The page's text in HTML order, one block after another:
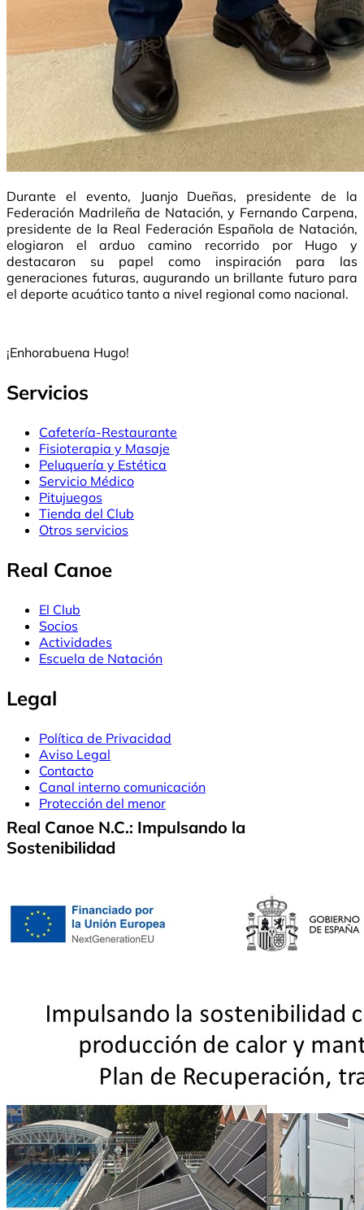
Durante el evento, Juanjo Dueñas, presidente de la
Federación Madrileña de Natación, y Fernando Carpena,
presidente de la Real Federación Española de Natación,
elogiaron el arduo camino recorrido por Hugo y
destacaron su papel como inspiración para las
generaciones futuras, augurando un brillante futuro para
el deporte acuático tanto a nivel regional como nacional.
¡Enhorabuena Hugo!
Servicios
Cafetería-Restaurante
Fisioterapia y Masaje
Peluquería y Estética
Servicio Médico
Pitujuegos
Tienda del Club
Otros servicios
Real Canoe
El Club
Socios
Actividades
Escuela de Natación
Legal
Política de Privacidad
Aviso Legal
Contacto
Canal interno comunicación
Protección del menor
Real Canoe N.C.: Impulsando la
Sostenibilidad